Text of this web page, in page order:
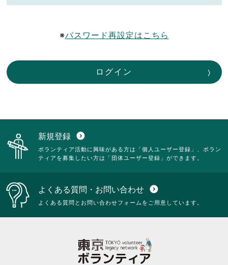
※パスワード再設定はこちら
ログイン
新規登録 expand_circle_down
ボランティア活動に興味がある方は「個人ユーザー登録」、ボラン
ティアを募集したい方は「団体ユーザー登録」ができます。
よくある質問・お問い合わせ expand_circle_down
よくある質問とお問い合わせフォームをご用意しています。